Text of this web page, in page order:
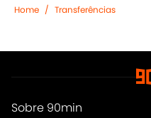
Home / Transferências
Sobre 90min